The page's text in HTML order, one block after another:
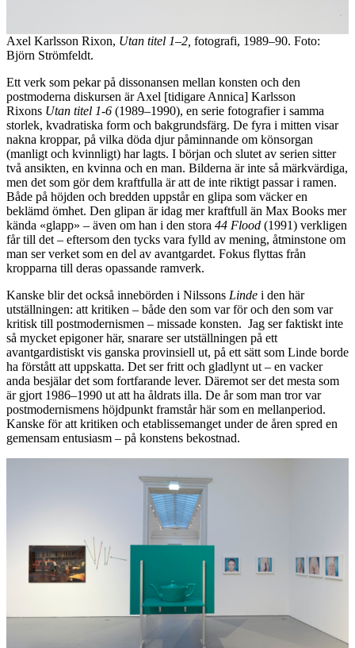
Axel Karlsson Rixon, Utan titel 1–2, fotografi, 1989–90. Foto:
Björn Strömfeldt.
Ett verk som pekar på dissonansen mellan konsten och den
postmoderna diskursen är Axel [tidigare Annica] Karlsson
Rixons Utan titel 1-6 (1989–1990), en serie fotografier i samma
storlek, kvadratiska form och bakgrundsfärg. De fyra i mitten visar
nakna kroppar, på vilka döda djur påminnande om könsorgan
(manligt och kvinnligt) har lagts. I början och slutet av serien sitter
två ansikten, en kvinna och en man. Bilderna är inte så märkvärdiga,
men det som gör dem kraftfulla är att de inte riktigt passar i ramen.
Både på höjden och bredden uppstår en glipa som väcker en
beklämd ömhet. Den glipan är idag mer kraftfull än Max Books mer
kända «glapp» – även om han i den stora 44 Flood (1991) verkligen
får till det – eftersom den tycks vara fylld av mening, åtminstone om
man ser verket som en del av avantgardet. Fokus flyttas från
kropparna till deras opassande ramverk.
Kanske blir det också innebörden i Nilssons Linde i den här
utställningen: att kritiken – både den som var för och den som var
kritisk till postmodernismen – missade konsten. Jag ser faktiskt inte
så mycket epigoner här, snarare ser utställningen på ett
avantgardistiskt vis ganska provinsiell ut, på ett sätt som Linde borde
ha förstått att uppskatta. Det ser fritt och gladlynt ut – en vacker
anda besjälar det som fortfarande lever. Däremot ser det mesta som
är gjort 1986–1990 ut att ha åldrats illa. De år som man tror var
postmodernismens höjdpunkt framstår här som en mellanperiod.
Kanske för att kritiken och etablissemanget under de åren spred en
gemensam entusiasm – på konstens bekostnad.